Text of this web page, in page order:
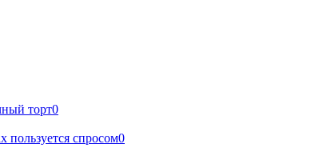
торт0
пользуется спросом0